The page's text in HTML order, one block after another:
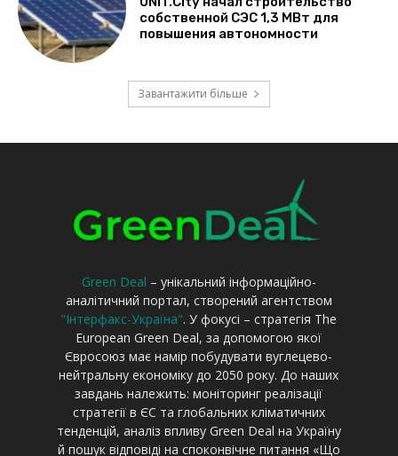
Green Deal – унікальний інформаційно-
аналітичний портал, створений агентством
"Інтерфакс-Україна". У фокусі – стратегія The
European Green Deal, за допомогою якої
Євросоюз має намір побудувати вуглецево-
нейтральну економіку до 2050 року. До наших
завдань належить: моніторинг реалізації
стратегії в ЄС та глобальних кліматичних
тенденцій, аналіз впливу Green Deal на Україну
й пошук відповіді на споконвічне питання «Що